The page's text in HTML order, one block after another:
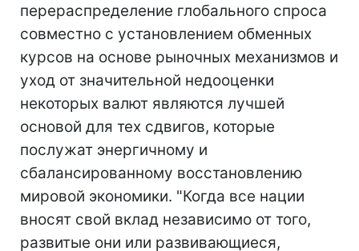
перераспределение глобального спроса
совместно с установлением обменных
курсов на основе рыночных механизмов и
уход от значительной недооценки
некоторых валют являются лучшей
основой для тех сдвигов, которые
послужат энергичному и
сбалансированному восстановлению
мировой экономики. "Когда все нации
вносят свой вклад независимо от того,
развитые они или развивающиеся,